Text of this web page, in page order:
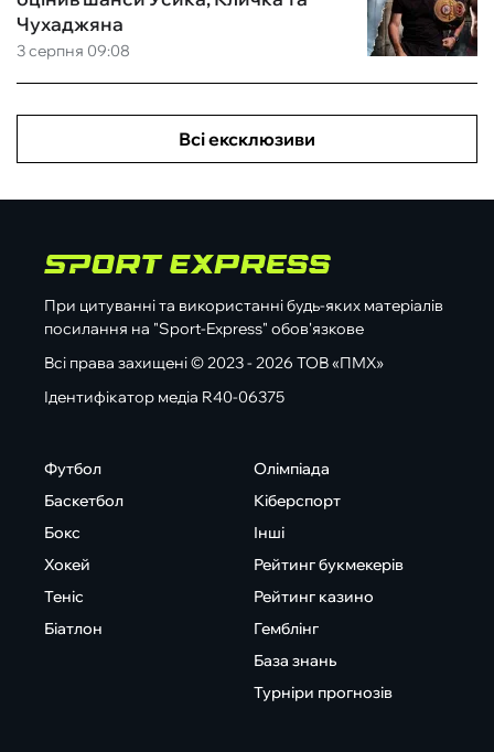
3 серпня 09:08
Чухаджяна
Всі ексклюзиви
При цитуванні та використанні будь-яких матеріалів
посилання на "Sport-Express" обов'язкове
Всі права захищені © 2023 - 2026 ТОВ «ПМХ»
Ідентифікатор медіа R40-06375
Футбол
Баскетбол
Бокс
Хокей
Теніс
Біатлон
Олімпіада
Кіберспорт
Інші
Рейтинг букмекерів
Рейтинг казино
Гемблінг
База знань
Турніри прогнозів